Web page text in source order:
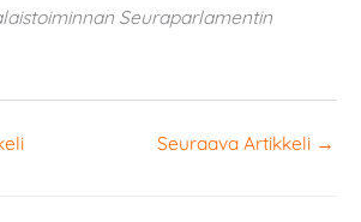
Seuraparlamentin
Seuraava Artikkeli →